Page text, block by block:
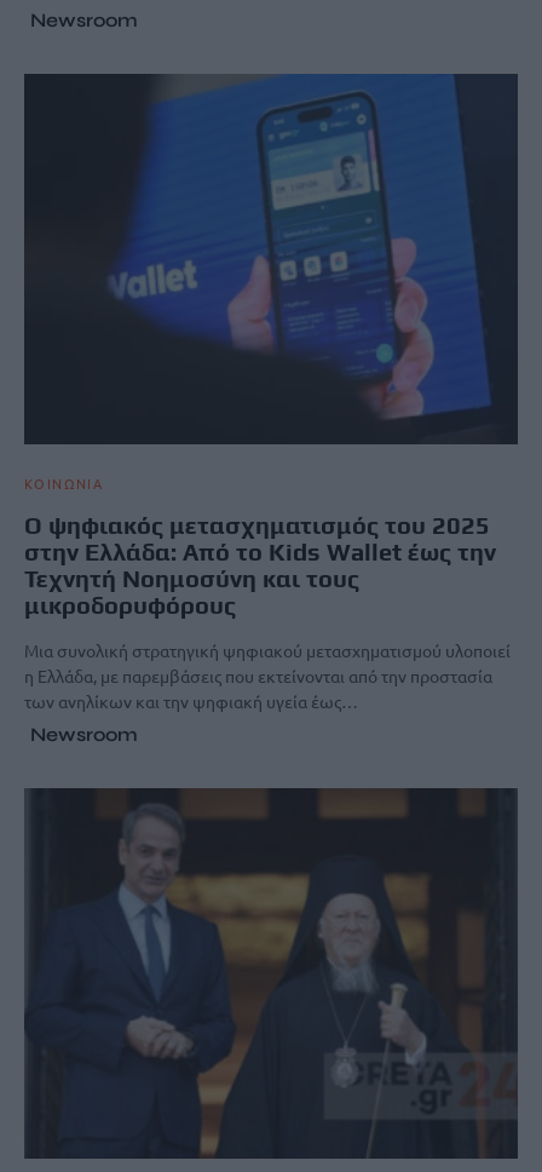
Newsroom
ΚΟΙΝΩΝΙΑ
Ο ψηφιακός μετασχηματισμός του 2025
στην Ελλάδα: Από το Kids Wallet έως την
Τεχνητή Νοημοσύνη και τους
μικροδορυφόρους
Μια συνολική στρατηγική ψηφιακού μετασχηματισμού υλοποιεί
η Ελλάδα, με παρεμβάσεις που εκτείνονται από την προστασία
των ανηλίκων και την ψηφιακή υγεία έως…
Newsroom